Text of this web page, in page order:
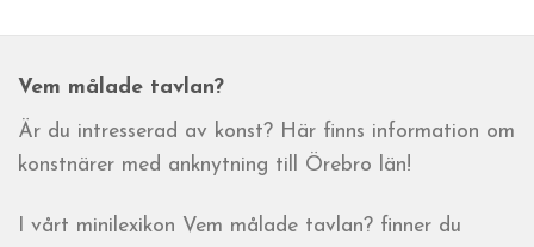
Vem målade tavlan?
Är du intresserad av konst? Här finns information om
konstnärer med anknytning till Örebro län!
I vårt minilexikon Vem målade tavlan? finner du